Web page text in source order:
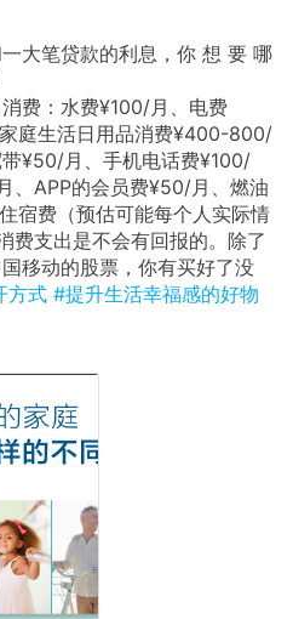
大笔贷款的利息，你 想 要 哪
费：水费¥100/月、电费
庭生活日用品消费¥400-800/
¥50/月、手机电话费¥100/
、APP的会员费¥50/月、燃油
宿费（预估可能每个人实际情
支出是不会有回报的。除了
移动的股票，你有买好了没
方式 #提升生活幸福感的好物